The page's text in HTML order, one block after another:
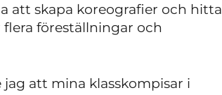
att skapa koreografier och hitta
föreställningar och
att mina klasskompisar i